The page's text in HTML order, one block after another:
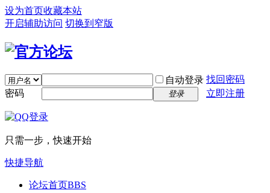
设为首页收藏本站
开启辅助访问 切换到窄版
自动登录 找回密码
密码
登录 立即注册
只需一步，快速开始
快捷导航
论坛首页BBS